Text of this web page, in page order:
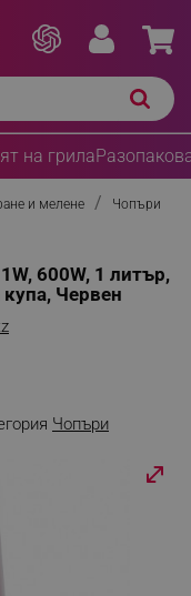
на грила
и мелене Чопъри
600W, 1 литър,
Червен
Чопъри